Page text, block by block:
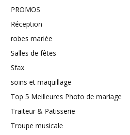
PROMOS
Réception
robes mariée
Salles de fêtes
Sfax
soins et maquillage
Top 5 Meilleures Photo de mariage
Traiteur & Patisserie
Troupe musicale